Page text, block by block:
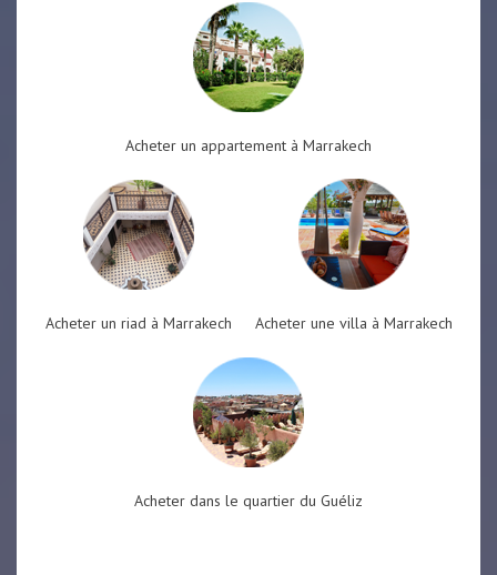
Acheter un appartement à Marrakech
Acheter un riad à Marrakech Acheter une villa à Marrakech
Acheter dans le quartier du Guéliz